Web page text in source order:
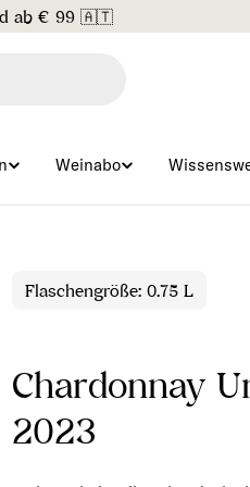
ab € 99 🇦🇹
Weinabo
Flaschengröße: 0.75 L
Chardonnay
2023